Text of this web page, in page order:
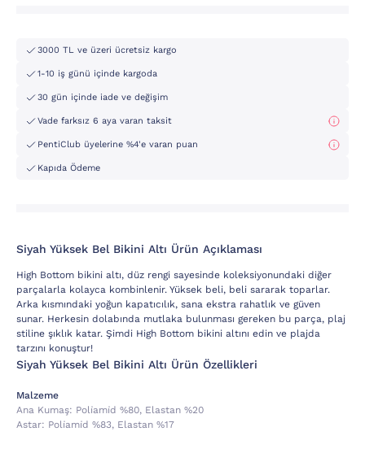
3000 TL ve üzeri ücretsiz kargo
1-10 iş günü içinde kargoda
30 gün içinde iade ve değişim
Vade farksız 6 aya varan taksit
PentiClub üyelerine %4'e varan puan
Kapıda Ödeme
Siyah Yüksek Bel Bikini Altı Ürün Açıklaması
High Bottom bikini altı, düz rengi sayesinde koleksiyonundaki diğer
parçalarla kolayca kombinlenir. Yüksek beli, beli sararak toparlar.
Arka kısmındaki yoğun kapatıcılık, sana ekstra rahatlık ve güven
sunar. Herkesin dolabında mutlaka bulunması gereken bu parça, plaj
stiline şıklık katar. Şimdi High Bottom bikini altını edin ve plajda
tarzını konuştur!
Siyah Yüksek Bel Bikini Altı Ürün Özellikleri
Malzeme
Ana Kumaş: Poli̇ami̇d %80, Elastan %20
Astar: Poli̇ami̇d %83, Elastan %17